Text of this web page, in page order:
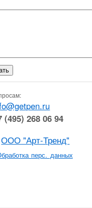
(495) 268 06 94
ООО "Арт-Тренд"
перс. данных